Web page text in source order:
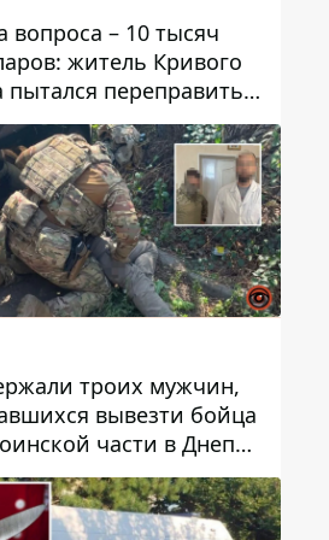
вопроса – 10 тысяч
житель Кривого
пытался переправить
в Словакию
троих мужчин,
вывезти бойца
части в Днепр
долларов: среди
врач